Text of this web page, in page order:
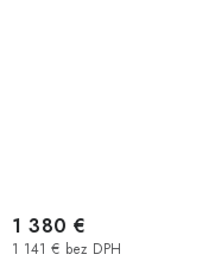
1 141 € bez DPH
1 380 €